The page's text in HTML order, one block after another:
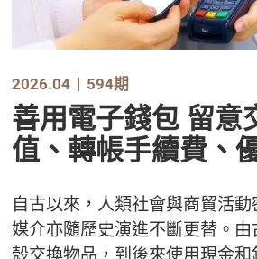
2026.04 594期
善用電子錢包 留意
值、轉帳手續費、
自古以來，人類社會與商貿活
媒介亦隨歷史演進不斷更替。